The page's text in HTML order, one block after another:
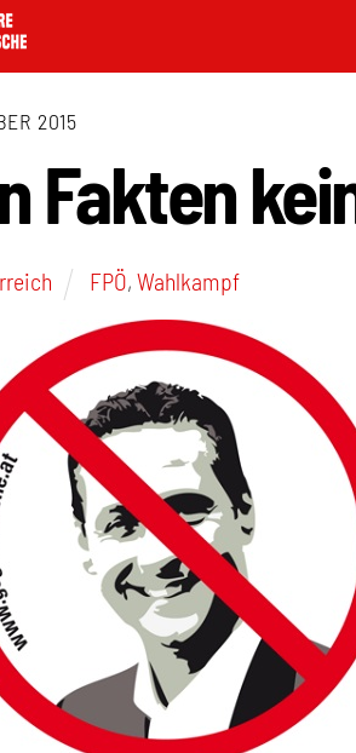
2015
Fakten
FPÖ,Wahlkampf